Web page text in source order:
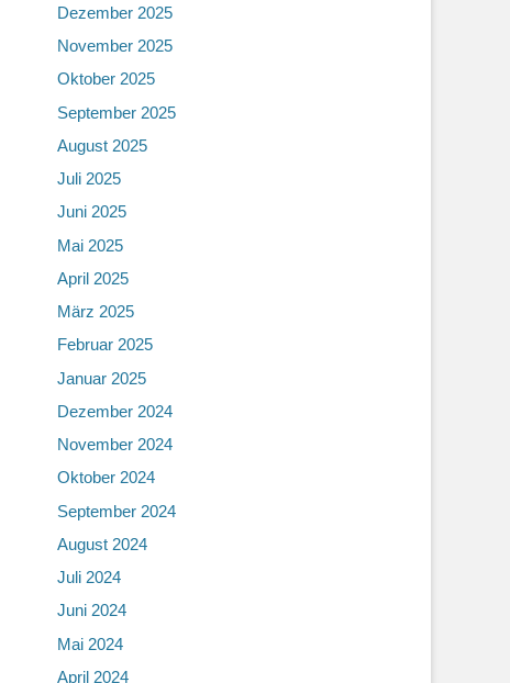
Dezember 2025
November 2025
Oktober 2025
September 2025
August 2025
Juli 2025
Juni 2025
Mai 2025
April 2025
März 2025
Februar 2025
Januar 2025
Dezember 2024
November 2024
Oktober 2024
September 2024
August 2024
Juli 2024
Juni 2024
Mai 2024
April 2024